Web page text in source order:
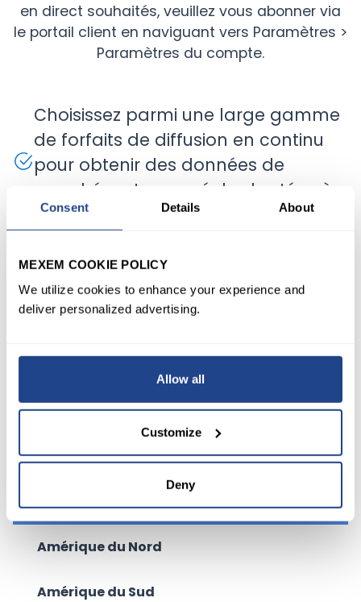
Consent Details About
MEXEM COOKIE POLICY
We utilize cookies to enhance your experience and
deliver personalized advertising.
Allow all
Customize
Deny
en direct souhaités, veuillez vous abonner via
le portail client en naviguant vers Paramètres >
Paramètres du compte.
Choisissez parmi une large gamme
de forfaits de diffusion en continu
pour obtenir des données de
marché en temps réel adaptées à
vos besoins.
abonnements à tout moment.
disponibles pour les clients
professionnels.
Europe
Amérique du Nord
Amérique du Sud